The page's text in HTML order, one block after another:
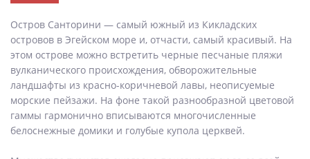
Остров Санторини — самый южный из Кикладских
островов в Эгейском море и, отчасти, самый красивый. На
этом острове можно встретить черные песчаные пляжи
вулканического происхождения, обворожительные
ландшафты из красно-коричневой лавы, неописуемые
морские пейзажи. На фоне такой разнообразной цветовой
гаммы гармонично вписываются многочисленные
белоснежные домики и голубые купола церквей.